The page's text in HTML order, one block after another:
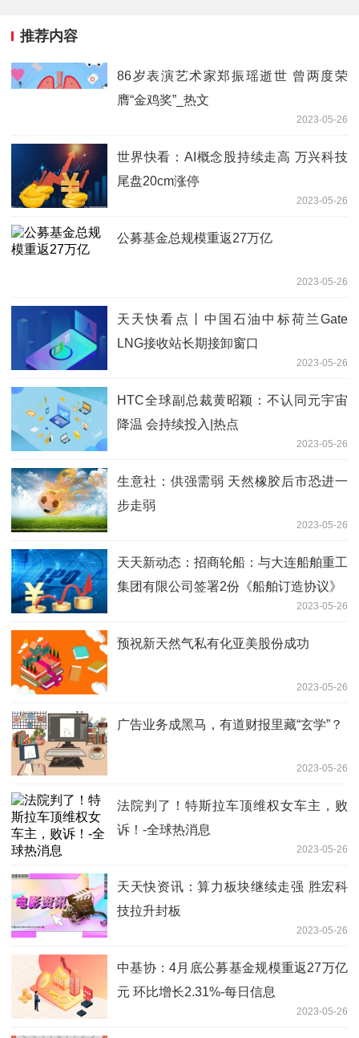
推荐内容
86岁表演艺术家郑振瑶逝世 曾两度荣
膺“金鸡奖”_热文
2023-05-26
世界快看：AI概念股持续走高 万兴科技
尾盘20cm涨停
2023-05-26
公募基金总规模重返27万亿
2023-05-26
天天快看点丨中国石油中标荷兰Gate
LNG接收站长期接卸窗口
2023-05-26
HTC全球副总裁黄昭颖：不认同元宇宙
降温 会持续投入|热点
2023-05-26
生意社：供强需弱 天然橡胶后市恐进一
步走弱
2023-05-26
天天新动态：招商轮船：与大连船舶重工
集团有限公司签署2份《船舶订造协议》
2023-05-26
预祝新天然气私有化亚美股份成功
2023-05-26
广告业务成黑马，有道财报里藏“玄学”？
2023-05-26
法院判了！特斯拉车顶维权女车主，败
诉！-全球热消息
2023-05-26
天天快资讯：算力板块继续走强 胜宏科
技拉升封板
2023-05-26
中基协：4月底公募基金规模重返27万亿
元 环比增长2.31%-每日信息
2023-05-26